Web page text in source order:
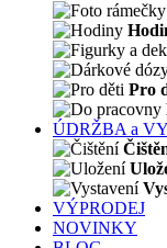
Pro
ÚDRŽBA a
VÝPRODEJ
NOVINKY